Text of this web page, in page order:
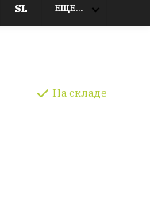
SL ЕЩЕ...
На складе